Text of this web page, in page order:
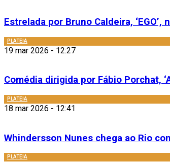
Estrelada por Bruno Caldeira,
PLATEIA
19 mar 2026 - 12:27
Comédia dirigida por Fábio Porchat,
PLATEIA
18 mar 2026 - 12:41
Whindersson Nunes chega ao Rio
PLATEIA